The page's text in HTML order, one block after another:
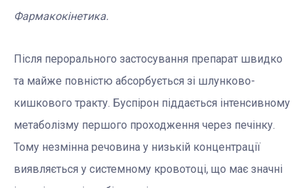
Фармакокінетика.
Після перорального застосування препарат швидко
та майже повністю абсорбується зі шлунково-
кишкового тракту. Буспірон піддається інтенсивному
метаболізму першого проходження через печінку.
Тому незмінна речовина у низькій концентрації
виявляється у системному кровотоці, що має значні